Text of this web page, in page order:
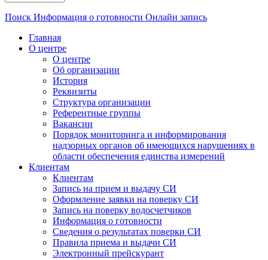
Поиск Информация о готовности Онлайн запись
Главная
О центре
О центре
Об организации
История
Реквизиты
Структура организации
Референтные группы
Вакансии
Порядок мониторинга и информирования
надзорных органов об имеющихся нарушениях в
области обеспечения единства измерений
Клиентам
Клиентам
Запись на прием и выдачу СИ
Оформление заявки на поверку СИ
Запись на поверку водосчетчиков
Информация о готовности
Сведения о результатах поверки СИ
Правила приема и выдачи СИ
Электронный прейскурант